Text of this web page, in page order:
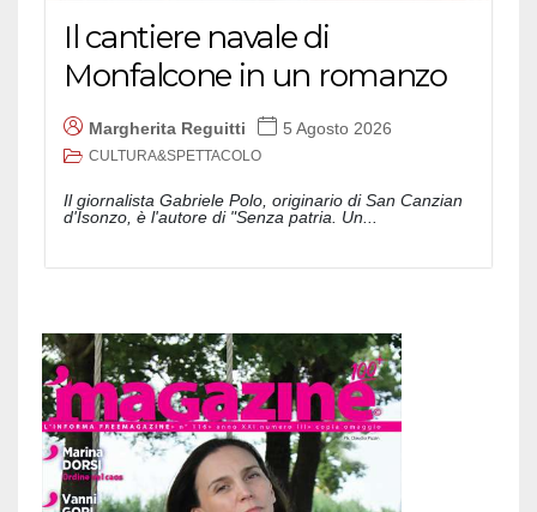
Il cantiere navale di
Monfalcone in un romanzo
Margherita Reguitti 5 Agosto 2026
CULTURA&SPETTACOLO
Il giornalista Gabriele Polo, originario di San Canzian
d'Isonzo, è l'autore di "Senza patria. Un...